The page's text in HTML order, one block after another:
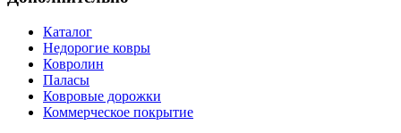
Каталог
Недорогие ковры
Ковролин
Паласы
Ковровые дорожки
Коммерческое покрытие